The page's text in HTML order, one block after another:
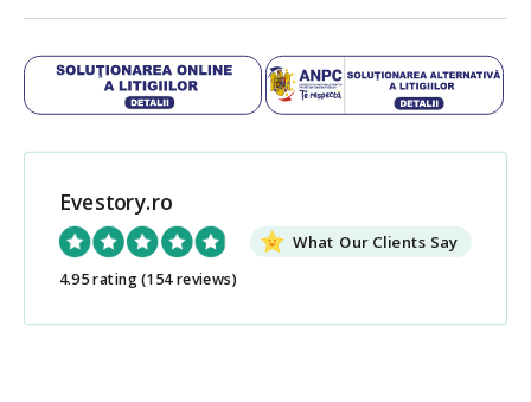
Evestory.ro
What Our Clients Say
4.95 rating(154 reviews)